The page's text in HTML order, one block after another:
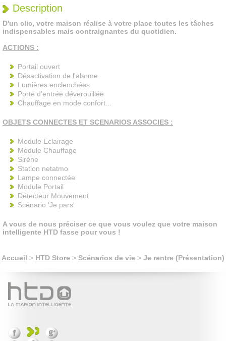
Description
D'un clic, votre maison réalise à votre place toutes les tâches
indispensables mais contraignantes du quotidien.
ACTIONS :
Portail ouvert
Désactivation de l'alarme
Lumières enclenchées
Porte d'entrée déverouillée
Chauffage en mode confort...
OBJETS CONNECTES ET SCENARIOS ASSOCIES :
Module Eclairage
Module Chauffage
Sirène
Station netatmo
Lampe connectée
Module Portail
Détecteur Mouvement
Scénario 'Je pars'
A vous de nous préciser ce que vous voulez que votre maison
intelligente HTD fasse pour vous !
Accueil > HTD Store > Scénarios de vie > Je rentre (Présentation)